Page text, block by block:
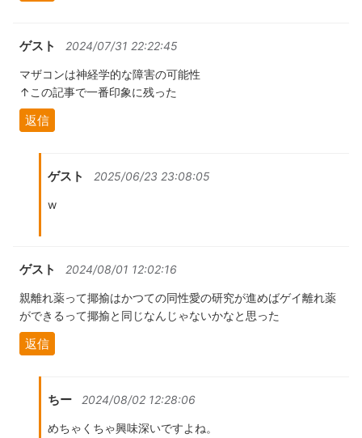
ゲスト 2024/07/31 22:22:45
マザコンは神経学的な障害の可能性
↑この記事で一番印象に残った
返信
ゲスト 2025/06/23 23:08:05
w
ゲスト 2024/08/01 12:02:16
親離れ薬って揶揄はかつての同性愛の研究が進めばゲイ離れ薬
ができるって揶揄と同じなんじゃないかなと思った
返信
ちー 2024/08/02 12:28:06
めちゃくちゃ興味深いですよね。